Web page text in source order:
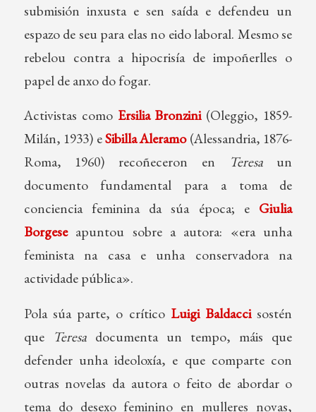
submisión inxusta e sen saída e defendeu un
espazo de seu para elas no eido laboral. Mesmo se
rebelou contra a hipocrisía de impoñerlles o
papel de anxo do fogar.
Activistas como Ersilia Bronzini(Oleggio, 1859-
Milán, 1933) eSibilla Aleramo(Alessandria, 1876-
Roma, 1960) recoñeceron en
Teresaun
documento fundamental para a toma de
conciencia feminina da súa época; e Giulia
Borgeseapuntou sobre a autora: «era unha
feminista na casa e unha conservadora na
actividade pública».
Pola súa parte, o crítico Luigi Baldaccisostén
que Teresadocumenta un tempo, máis que
defender unha ideoloxía, e que comparte con
outras novelas da autora o feito de abordar o
tema do desexo feminino en mulleres novas,